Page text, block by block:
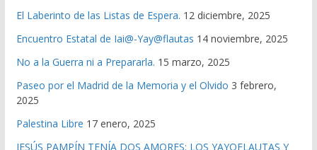
El Laberinto de las Listas de Espera. 12 diciembre, 2025
Encuentro Estatal de Iai@-Yay@flautas 14 noviembre, 2025
No a la Guerra ni a Prepararla. 15 marzo, 2025
Paseo por el Madrid de la Memoria y el Olvido 3 febrero,
2025
Palestina Libre 17 enero, 2025
JESÚS PAMPÍN TENÍA DOS AMORES: LOS YAYOFLAUTAS Y